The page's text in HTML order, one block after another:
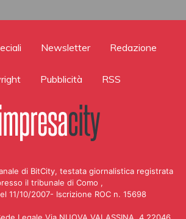
Newsletter Redazione
Pubblicità RSS
di BitCity, testata giornalistica registrata
il tribunale di Como ,
11/10/2007- Iscrizione ROC n. 15698
Legale Via NUOVA VALASSINA, 4 22046